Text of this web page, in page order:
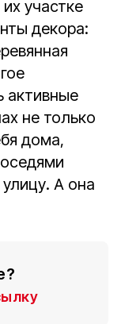
участке
декора:
активные
не только
дома,
А она